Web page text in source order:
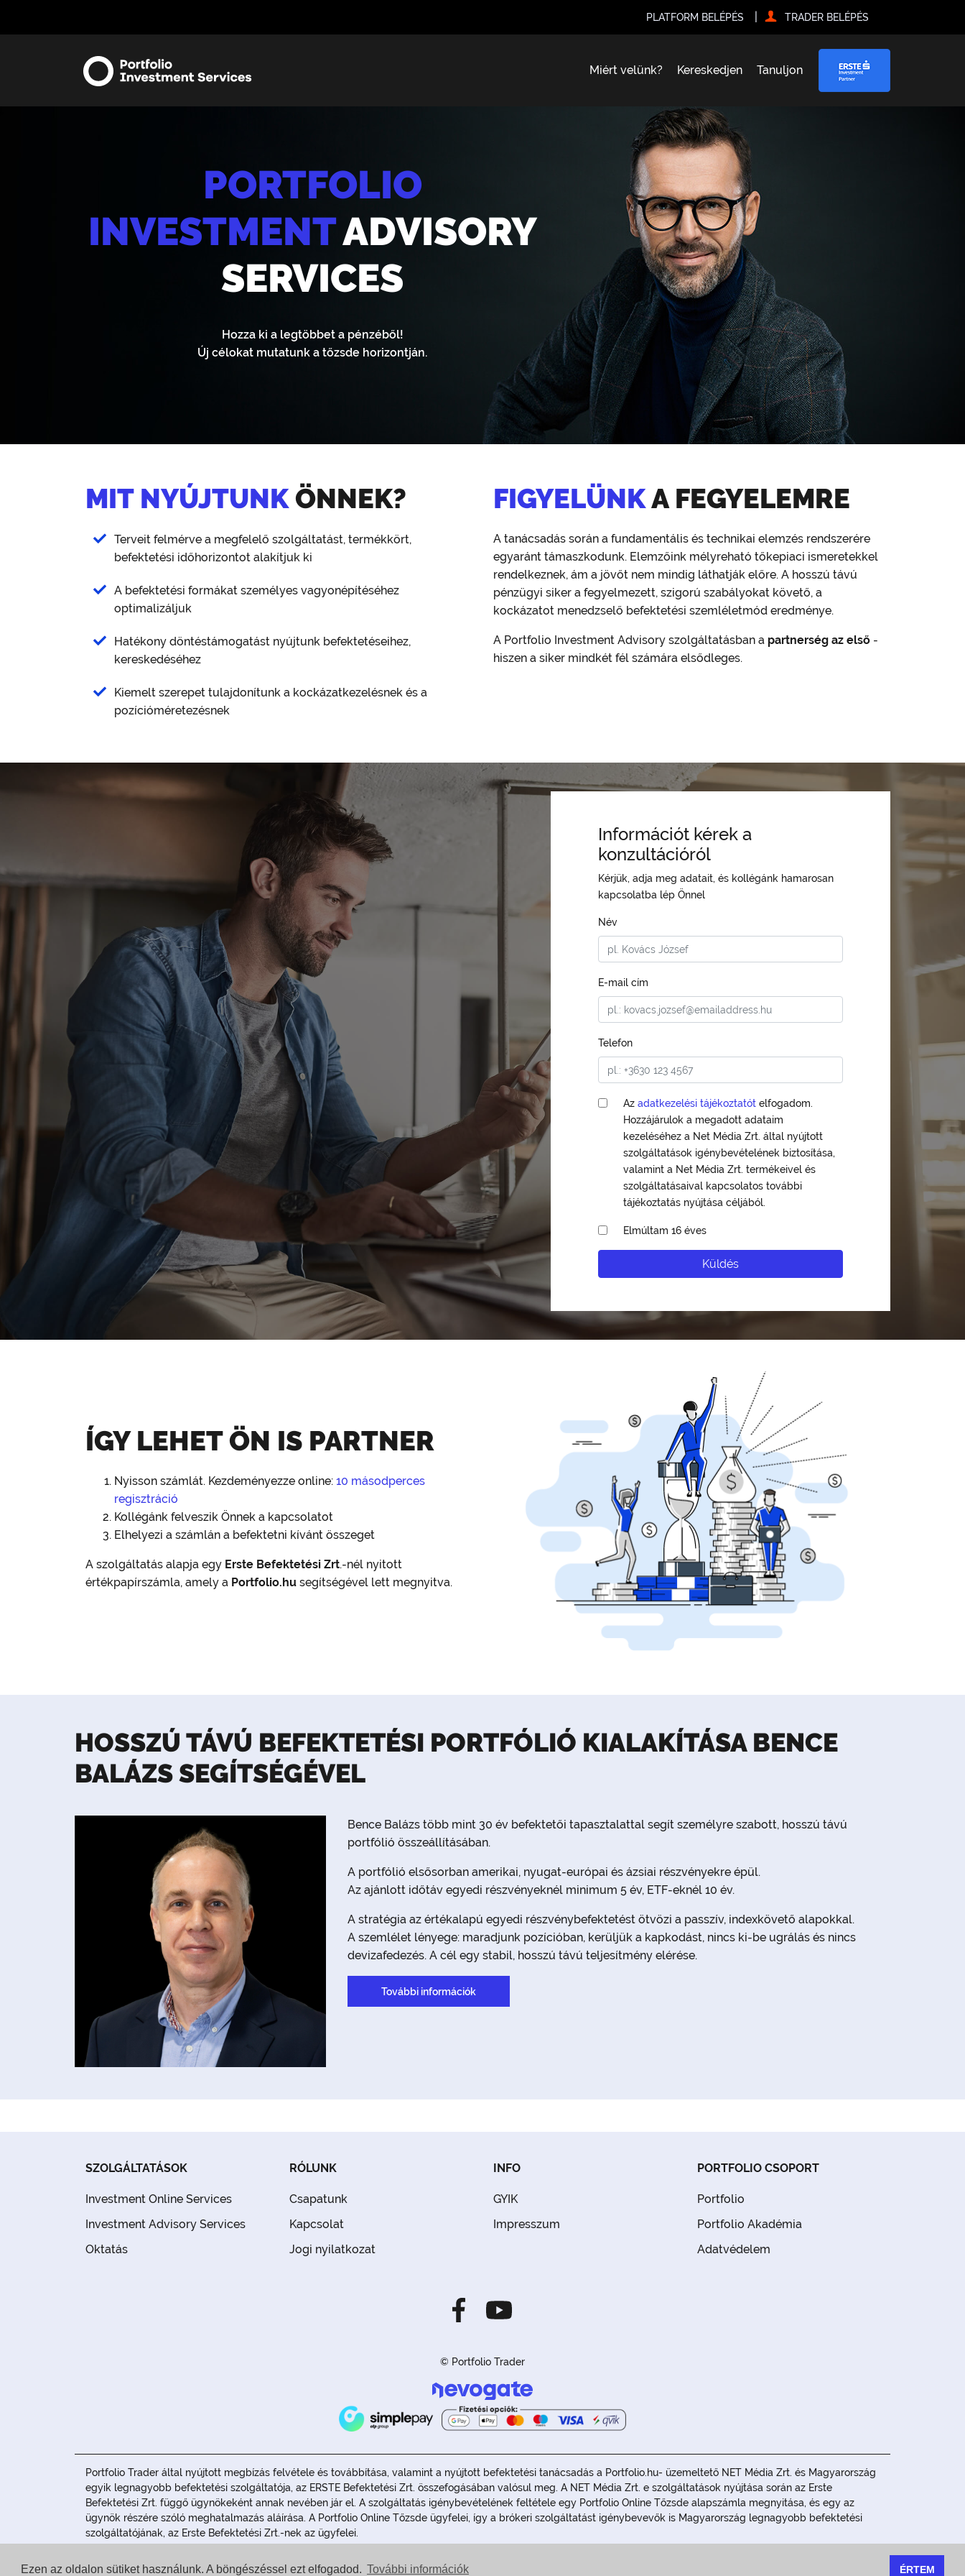
Ezen az oldalon sütiket használunk. A böngészéssel ezt elfogadod. További információk ÉRTEM
PLATFORM BELÉPÉS TRADER BELÉPÉS
Miért velünk? Kereskedjen Tanuljon
PORTFOLIO
INVESTMENTADVISORY
SERVICES
Hozza ki a legtöbbet a pénzéből!
Új célokat mutatunk a tőzsde horizontján.
MIT NYÚJTUNK ÖNNEK?
Terveit felmérve a megfelelő szolgáltatást, termékkört,
befektetési időhorizontot alakítjuk ki
A befektetési formákat személyes vagyonépítéséhez
optimalizáljuk
Hatékony döntéstámogatást nyújtunk befektetéseihez,
kereskedéséhez
Kiemelt szerepet tulajdonítunk a kockázatkezelésnek és a
pozícióméretezésnek
FIGYELÜNKA FEGYELEMRE
A tanácsadás során a fundamentális és technikai elemzés rendszerére
egyaránt támaszkodunk. Elemzőink mélyreható tőkepiaci ismeretekkel
rendelkeznek, ám a jövőt nem mindig láthatják előre. A hosszú távú
pénzügyi siker a fegyelmezett, szigorú szabályokat követő, a
kockázatot menedzselő befektetési szemléletmód eredménye.
A Portfolio Investment Advisory szolgáltatásban a partnerség az első -
hiszen a siker mindkét fél számára elsődleges.
Információt kérek a
konzultációról
Kérjük, adja meg adatait, és kollégánk hamarosan
kapcsolatba lép Önnel
Név
E-mail cím
Telefon
Az adatkezelési tájékoztatótelfogadom.
Hozzájárulok a megadott adataim
kezeléséhez a Net Média Zrt. által nyújtott
szolgáltatások igénybevételének biztosítása,
valamint a Net Média Zrt. termékeivel és
szolgáltatásaival kapcsolatos további
tájékoztatás nyújtása céljából.
Elmúltam 16 éves
Küldés
ÍGY LEHET ÖN IS PARTNER
Nyisson számlát. Kezdeményezze online: 10 másodperces
regisztráció
Kollégánk felveszik Önnek a kapcsolatot
Elhelyezi a számlán a befektetni kívánt összeget
A szolgáltatás alapja egy Erste Befektetési Zrt.-nél nyitott
értékpapírszámla, amely a Portfolio.hu segítségével lett megnyitva.
HOSSZÚ TÁVÚ BEFEKTETÉSI PORTFÓLIÓ KIALAKÍTÁSA BENCE
BALÁZS SEGÍTSÉGÉVEL
Bence Balázs több mint 30 év befektetői tapasztalattal segít személyre szabott, hosszú távú
portfólió összeállításában.
A portfólió elsősorban amerikai, nyugat-európai és ázsiai részvényekre épül.
Az ajánlott időtáv egyedi részvényeknél minimum 5 év, ETF-eknél 10 év.
A stratégia az értékalapú egyedi részvénybefektetést ötvözi a passzív, indexkövető alapokkal.
A szemlélet lényege: maradjunk pozícióban, kerüljük a kapkodást, nincs ki-be ugrálás és nincs
devizafedezés. A cél egy stabil, hosszú távú teljesítmény elérése.
További információk
SZOLGÁLTATÁSOK
Investment Online Services
Investment Advisory Services
Oktatás
RÓLUNK
Csapatunk
Kapcsolat
Jogi nyilatkozat
INFO
GYIK
Impresszum
PORTFOLIO CSOPORT
Portfolio
Portfolio Akadémia
Adatvédelem
© Portfolio Trader
Portfolio Trader által nyújtott megbízás felvétele és továbbítása, valamint a nyújtott befektetési tanácsadás a Portfolio.hu- üzemeltető NET Média Zrt. és Magyarország
egyik legnagyobb befektetési szolgáltatója, az ERSTE Befektetési Zrt. összefogásában valósul meg. A NET Média Zrt. e szolgáltatások nyújtása során az Erste
Befektetési Zrt. függő ügynökeként annak nevében jár el. A szolgáltatás igénybevételének feltétele egy Portfolio Online Tőzsde alapszámla megnyitása, és egy az
ügynök részére szóló meghatalmazás aláírása. A Portfolio Online Tőzsde ügyfelei, így a brókeri szolgáltatást igénybevevők is Magyarország legnagyobb befektetési
szolgáltatójának, az Erste Befektetési Zrt.-nek az ügyfelei.